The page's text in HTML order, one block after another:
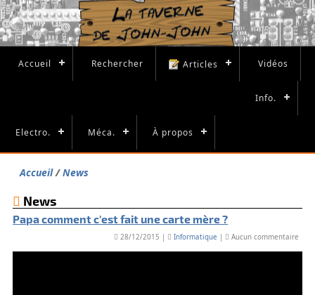
Accueil Rechercher Articles Vidéos
Info.
Electro. Méca. À propos
Accueil News
News
Papa comment c'est fait une carte mère ?
28/12/2015 | Informatique | Aucun commentaire